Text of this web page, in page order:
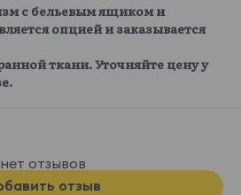
с бельевым ящиком и
опцией и заказывается
ткани. Уточняйте цену у
отзывов
отзыв